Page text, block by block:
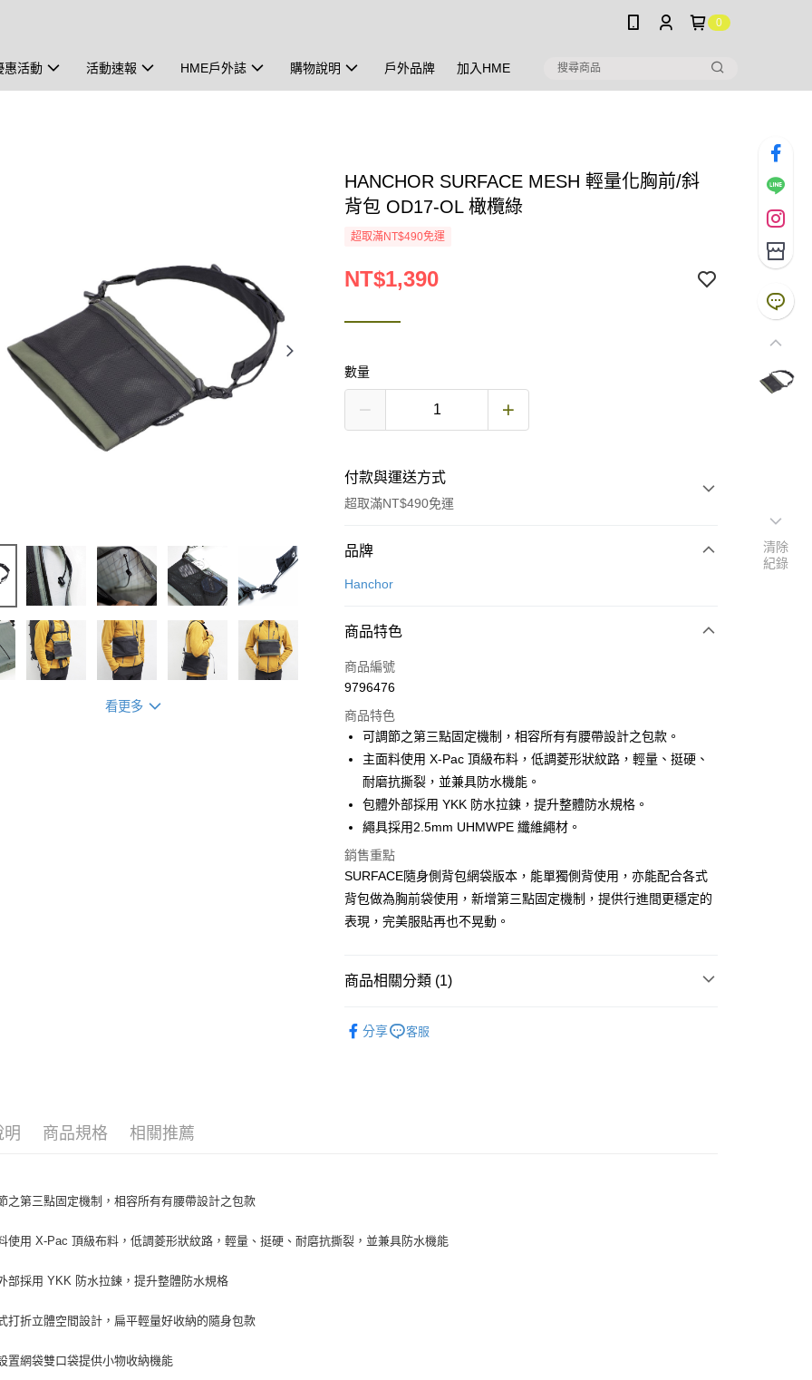
0
惠活動 活動速報 HME戶外誌 購物說明 戶外品牌 加入HME
看更多
HANCHOR SURFACE MESH 輕量化胸前/斜
背包 OD17-OL 橄欖綠
超取滿NT$490免運
NT$1,390
數量
付款與運送方式
超取滿NT$490免運
付款方式
信用卡一次付款
合作金庫商業銀行
華南商業銀行
上海商業儲蓄銀行
國泰世華商業銀行
兆豐國際商業銀行
臺灣中小企業銀行
台中商業銀行
聯邦商業銀行
元大商業銀行
永豐商業銀行
玉山商業銀行
星展（台灣）商業銀行
台新國際商業銀行
台灣樂天信用卡公司
超商取貨付款
LINE Pay
Apple Pay
ATM付款
全家取貨付款
每筆NT$60，滿NT$490(含以上)免運費
付款後全家取貨
7-11取貨付款
免運費
品牌
Hanchor
商品特色
商品編號
9796476
商品特色
可調節之第三點固定機制，相容所有有腰帶設計之包款。
主面料使用 X-Pac 頂級布料，低調菱形狀紋路，輕量、挺硬、
耐磨抗撕裂，並兼具防水機能。
包體外部採用 YKK 防水拉鍊，提升整體防水規格。
繩具採用2.5mm UHMWPE 纖維繩材。
銷售重點
SURFACE隨身側背包網袋版本，能單獨側背使用，亦能配合各式
背包做為胸前袋使用，新增第三點固定機制，提供行進間更穩定的
表現，完美服貼再也不晃動。
商品相關分類 (1)
分享
客服
明 商品規格 相關推薦
之第三點固定機制，相容所有有腰帶設計之包款
使用 X-Pac 頂級布料，低調菱形狀紋路，輕量、挺硬、耐磨抗撕裂，並兼具防水機能
部採用 YKK 防水拉鍊，提升整體防水規格
打折立體空間設計，扁平輕量好收納的隨身包款
置網袋雙口袋提供小物收納機能
清除
紀錄